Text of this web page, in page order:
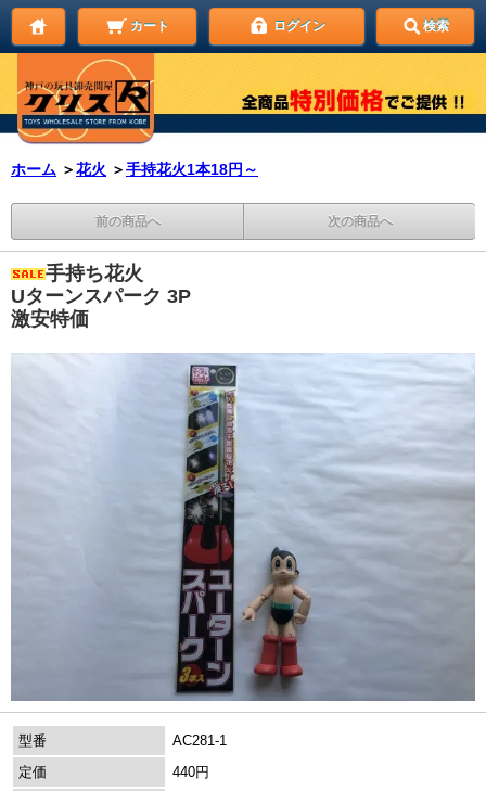
カート ログイン 検索
ホーム ＞花火 ＞手持花火1本18円～
前の商品へ 次の商品へ
手持ち花火
Uターンスパーク 3P
激安特価
型番
AC281-1
定価
440円